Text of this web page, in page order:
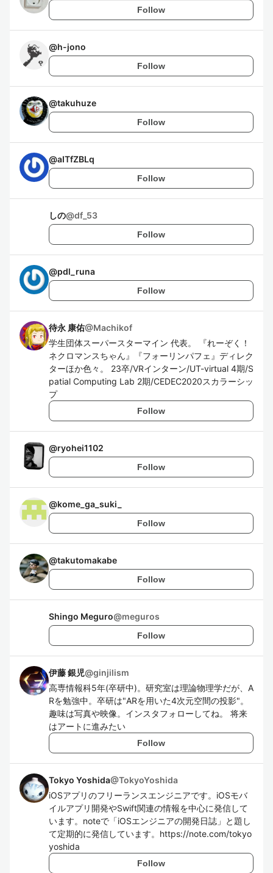
Follow
@h-jono
Follow
@takuhuze
Follow
@aITfZBLq
Follow
しの@df_53
Follow
@pdl_runa
Follow
待永 康佑@Machikof
学生団体スーパースターマイン 代表。 『れーぞく！
ネクロマンスちゃん』『フォーリンパフェ』ディレク
ターほか色々。 23卒/VRインターン/UT-virtual 4期/S
patial Computing Lab 2期/CEDEC2020スカラーシッ
プ
Follow
@ryohei1102
Follow
@kome_ga_suki_
Follow
@takutomakabe
Follow
Shingo Meguro@meguros
Follow
伊藤 銀児@ginjilism
高専情報科5年(卒研中)。研究室は理論物理学だが、A
Rを勉強中。卒研は"ARを用いた4次元空間の投影"。
趣味は写真や映像。インスタフォローしてね。 将来
はアートに進みたい
Follow
Tokyo Yoshida@TokyoYoshida
iOSアプリのフリーランスエンジニアです。iOSモバ
イルアプリ開発やSwift関連の情報を中心に発信して
います。noteで「iOSエンジニアの開発日誌」と題し
て定期的に発信しています。https://note.com/tokyo
yoshida
Follow